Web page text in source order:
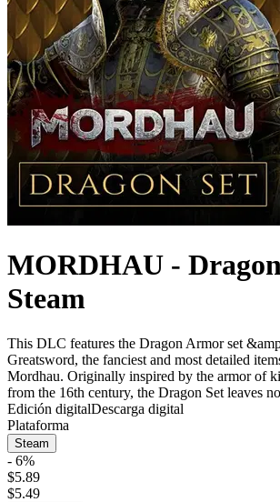
MORDHAU -
Steam
This DLC features the Dragon Armor set
Greatsword, the fanciest and most detailed
Mordhau. Originally inspired by the armor of
from the 16th century, the Dragon Set leaves
Edición digitalDescarga digital
Plataforma
Steam
- 6%
$5.89
$5.49